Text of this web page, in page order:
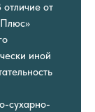
от
иной
сухарно-